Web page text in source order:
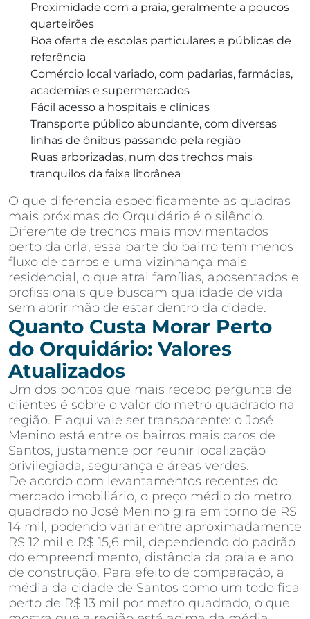
Proximidade com a praia, geralmente a poucos
quarteirões
Boa oferta de escolas particulares e públicas de
referência
Comércio local variado, com padarias, farmácias,
academias e supermercados
Fácil acesso a hospitais e clínicas
Transporte público abundante, com diversas
linhas de ônibus passando pela região
Ruas arborizadas, num dos trechos mais
tranquilos da faixa litorânea
O que diferencia especificamente as quadras
mais próximas do Orquidário é o silêncio.
Diferente de trechos mais movimentados
perto da orla, essa parte do bairro tem menos
fluxo de carros e uma vizinhança mais
residencial, o que atrai famílias, aposentados e
profissionais que buscam qualidade de vida
sem abrir mão de estar dentro da cidade.
Quanto Custa Morar Perto
do Orquidário: Valores
Atualizados
Um dos pontos que mais recebo pergunta de
clientes é sobre o valor do metro quadrado na
região. E aqui vale ser transparente: o José
Menino está entre os bairros mais caros de
Santos, justamente por reunir localização
privilegiada, segurança e áreas verdes.
De acordo com levantamentos recentes do
mercado imobiliário, o preço médio do metro
quadrado no José Menino gira em torno de R$
14 mil, podendo variar entre aproximadamente
R$ 12 mil e R$ 15,6 mil, dependendo do padrão
do empreendimento, distância da praia e ano
de construção. Para efeito de comparação, a
média da cidade de Santos como um todo fica
perto de R$ 13 mil por metro quadrado, o que